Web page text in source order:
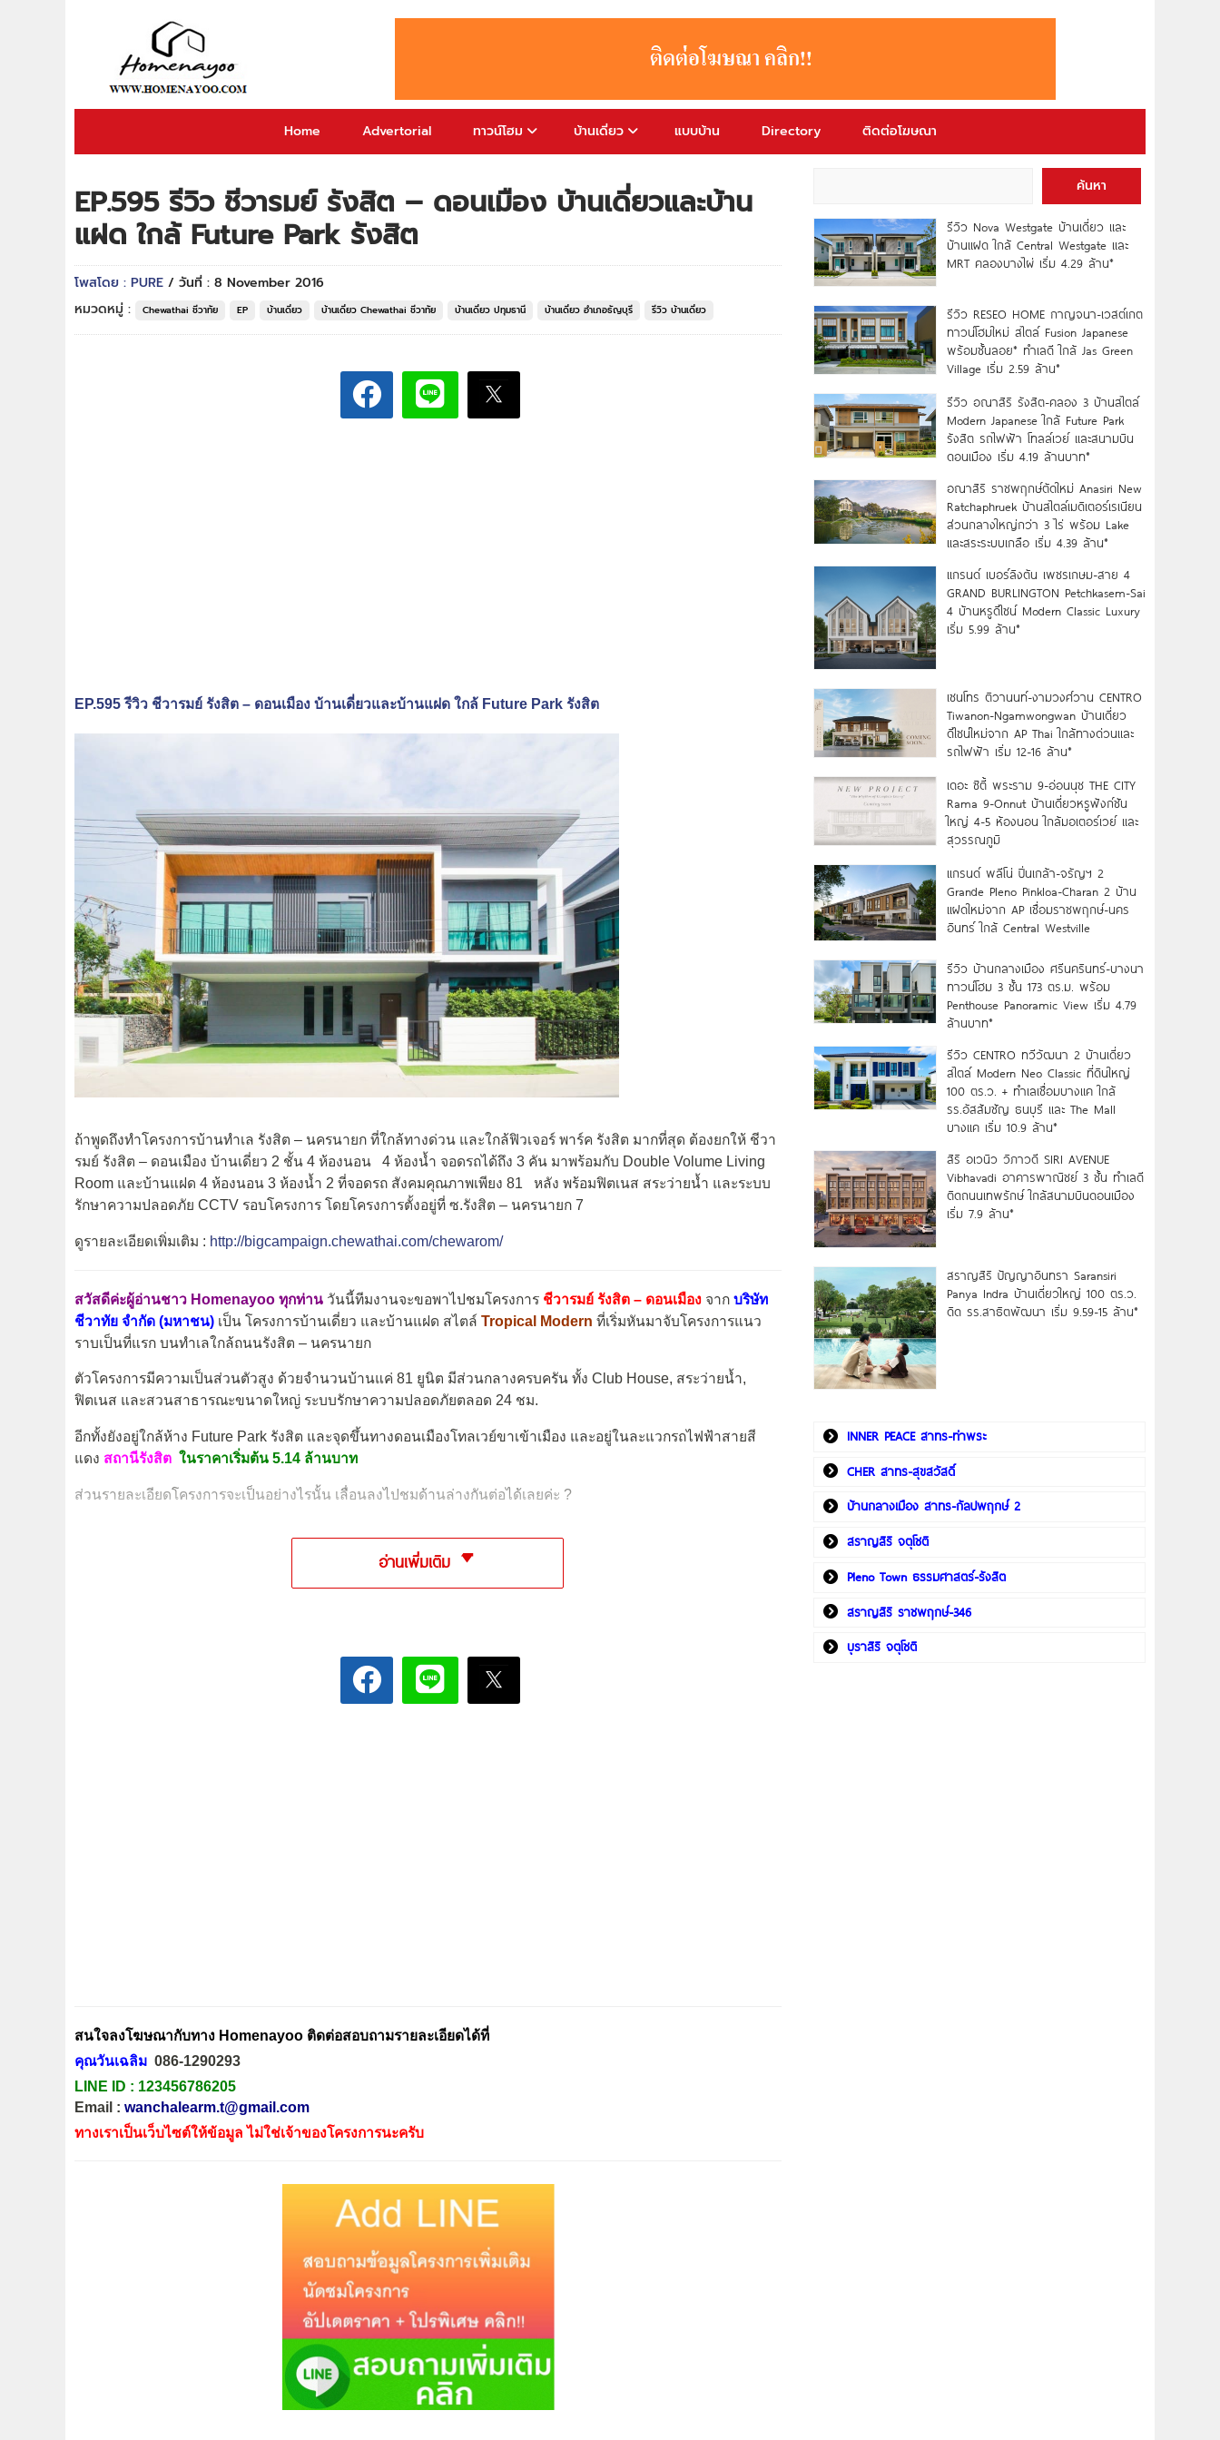
Home Advertorial ทาวน์โฮม บ้านเดี่ยว แบบบ้าน Directory ติดต่อโฆษณา
EP.595 รีวิว ชีวารมย์ รังสิต – ดอนเมือง บ้านเดี่ยวและบ้าน
แฝด ใกล้ Future Park รังสิต
โพสโดย : PURE / วันที่ : 8 November 2016
หมวดหมู่ :
Chewathai ชีวาทัย EP บ้านเดี่ยว บ้านเดี่ยว Chewathai ชีวาทัย บ้านเดี่ยว ปทุมธานี บ้านเดี่ยว อำเภอธัญบุรี รีวิว บ้านเดี่ยว
EP.595 รีวิว ชีวารมย์ รังสิต – ดอนเมือง บ้านเดี่ยวและบ้านแฝด ใกล้ Future Park รังสิต
ถ้าพูดถึงทำโครงการบ้านทำเล รังสิต – นครนายก ที่ใกล้ทางด่วน และใกล้ฟิวเจอร์ พาร์ค รังสิต มากที่สุด ต้องยกให้ ชีวา
รมย์ รังสิต – ดอนเมือง บ้านเดี่ยว 2 ชั้น 4 ห้องนอน 4 ห้องน้ำ จอดรถได้ถึง 3 คัน มาพร้อมกับ Double Volume Living
Room และบ้านแฝด 4 ห้องนอน 3 ห้องน้ำ 2 ที่จอดรถ สังคมคุณภาพเพียง 81 หลัง พร้อมฟิตเนส สระว่ายน้ำ และระบบ
รักษาความปลอดภัย CCTV รอบโครงการ โดยโครงการตั้งอยู่ที่ ซ.รังสิต – นครนายก 7
ดูรายละเอียดเพิ่มเติม : http://bigcampaign.chewathai.com/chewarom/
สวัสดีค่ะผู้อ่านชาว Homenayoo ทุกท่าน วันนี้ทีมงานจะขอพาไปชมโครงการ ชีวารมย์ รังสิต – ดอนเมือง จาก บริษัท
ชีวาทัย จำกัด (มหาชน) เป็น โครงการบ้านเดี่ยว และบ้านแฝด สไตล์ Tropical Modern ที่เริ่มหันมาจับโครงการแนว
ราบเป็นที่แรก บนทำเลใกล้ถนนรังสิต – นครนายก
ตัวโครงการมีความเป็นส่วนตัวสูง ด้วยจำนวนบ้านแค่ 81 ยูนิต มีส่วนกลางครบครัน ทั้ง Club House, สระว่ายน้ำ,
ฟิตเนส และสวนสาธารณะขนาดใหญ่ ระบบรักษาความปลอดภัยตลอด 24 ชม.
อีกทั้งยังอยู่ใกล้ห้าง Future Park รังสิต และจุดขึ้นทางดอนเมืองโทลเวย์ขาเข้าเมือง และอยู่ในละแวกรถไฟฟ้าสายสี
แดง สถานีรังสิต ในราคาเริ่มต้น 5.14 ล้านบาท
ส่วนรายละเอียดโครงการจะเป็นอย่างไรนั้น เลื่อนลงไปชมด้านล่างกันต่อได้เลยค่ะ ?
อ่านเพิ่มเติม
สนใจลงโฆษณากับทาง Homenayoo ติดต่อสอบถามรายละเอียดได้ที่
คุณวันเฉลิม 086-1290293
LINE ID : 123456786205
Email : wanchalearm.t@gmail.com
ทางเราเป็นเว็บไซต์ให้ข้อมูล ไม่ใช่เจ้าของโครงการนะครับ
ค้นหา
รีวิว Nova Westgate บ้านเดี่ยว และ
บ้านแฝด ใกล้ Central Westgate และ
MRT คลองบางไผ่ เริ่ม 4.29 ล้าน*
รีวิว RESEO HOME กาญจนา-เวสต์เกต
ทาวน์โฮมใหม่ สไตล์ Fusion Japanese
พร้อมชั้นลอย* ทำเลดี ใกล้ Jas Green
Village เริ่ม 2.59 ล้าน*
รีวิว อณาสิริ รังสิต-คลอง 3 บ้านสไตล์
Modern Japanese ใกล้ Future Park
รังสิต รถไฟฟ้า โทลล์เวย์ และสนามบิน
ดอนเมือง เริ่ม 4.19 ล้านบาท*
อณาสิริ ราชพฤกษ์ตัดใหม่ Anasiri New
Ratchaphruek บ้านสไตล์เมดิเตอร์เรเนียน
ส่วนกลางใหญ่กว่า 3 ไร่ พร้อม Lake
และสระระบบเกลือ เริ่ม 4.39 ล้าน*
แกรนด์ เบอร์ลิงตัน เพชรเกษม-สาย 4
GRAND BURLINGTON Petchkasem-Sai
4 บ้านหรูดีไซน์ Modern Classic Luxury
เริ่ม 5.99 ล้าน*
เซนโทร ติวานนท์-งามวงศ์วาน CENTRO
Tiwanon-Ngamwongwan บ้านเดี่ยว
ดีไซน์ใหม่จาก AP Thai ใกล้ทางด่วนและ
รถไฟฟ้า เริ่ม 12-16 ล้าน*
เดอะ ซิตี้ พระราม 9-อ่อนนุช THE CITY
Rama 9-Onnut บ้านเดี่ยวหรูฟังก์ชัน
ใหญ่ 4-5 ห้องนอน ใกล้มอเตอร์เวย์ และ
สุวรรณภูมิ
แกรนด์ พลีโน่ ปิ่นเกล้า-จรัญฯ 2
Grande Pleno Pinkloa-Charan 2 บ้าน
แฝดใหม่จาก AP เชื่อมราชพฤกษ์-นคร
อินทร์ ใกล้ Central Westville
รีวิว บ้านกลางเมือง ศรีนครินทร์-บางนา
ทาวน์โฮม 3 ชั้น 173 ตร.ม. พร้อม
Penthouse Panoramic View เริ่ม 4.79
ล้านบาท*
รีวิว CENTRO ทวีวัฒนา 2 บ้านเดี่ยว
สไตล์ Modern Neo Classic ที่ดินใหญ่
100 ตร.ว. + ทำเลเชื่อมบางแค ใกล้
รร.อัสสัมชัญ ธนบุรี และ The Mall
บางแค เริ่ม 10.9 ล้าน*
สิริ อเวนิว วิภาวดี SIRI AVENUE
Vibhavadi อาคารพาณิชย์ 3 ชั้น ทำเลดี
ติดถนนเทพรักษ์ ใกล้สนามบินดอนเมือง
เริ่ม 7.9 ล้าน*
สราญสิริ ปัญญาอินทรา Saransiri
Panya Indra บ้านเดี่ยวใหญ่ 100 ตร.ว.
ดิด รร.สาธิตพัฒนา เริ่ม 9.59-15 ล้าน*
INNER PEACE สาทร-ท่าพระ
CHER สาทร-สุขสวัสดิ์
บ้านกลางเมือง สาทร-กัลปพฤกษ์ 2
สราญสิริ จตุโชติ
Pleno Town ธรรมศาสตร์-รังสิต
สราญสิริ ราชพฤกษ์-346
บุราสิริ จตุโชติ